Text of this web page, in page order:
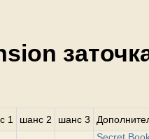
1 шанс 2 шанс 3
Secret